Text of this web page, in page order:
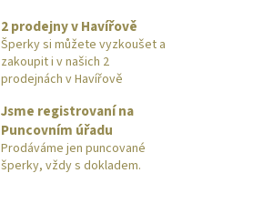
2 prodejny v Havířově
Šperky si můžete vyzkoušet a
zakoupit i v našich 2
prodejnách v Havířově
Jsme registrovaní na
Puncovním úřadu
Prodáváme jen puncované
šperky, vždy s dokladem.